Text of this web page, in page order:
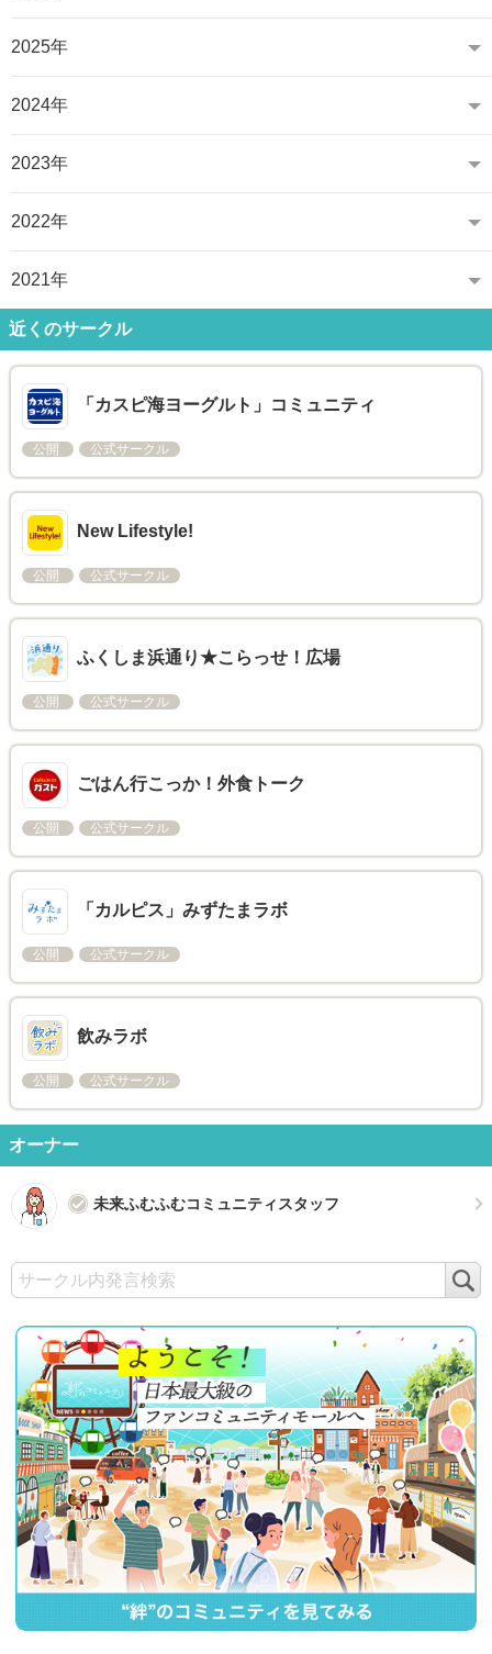
2025年
2024年
2023年
2022年
2021年
近くのサークル
「カスピ海ヨーグルト」コミュニティ
公開 公式サークル
New Lifestyle!
公開 公式サークル
ふくしま浜通り★こらっせ！広場
公開 公式サークル
ごはん行こっか！外食トーク
公開 公式サークル
「カルピス」みずたまラボ
公開 公式サークル
飲みラボ
公開 公式サークル
オーナー
未来ふむふむコミュニティスタッフ